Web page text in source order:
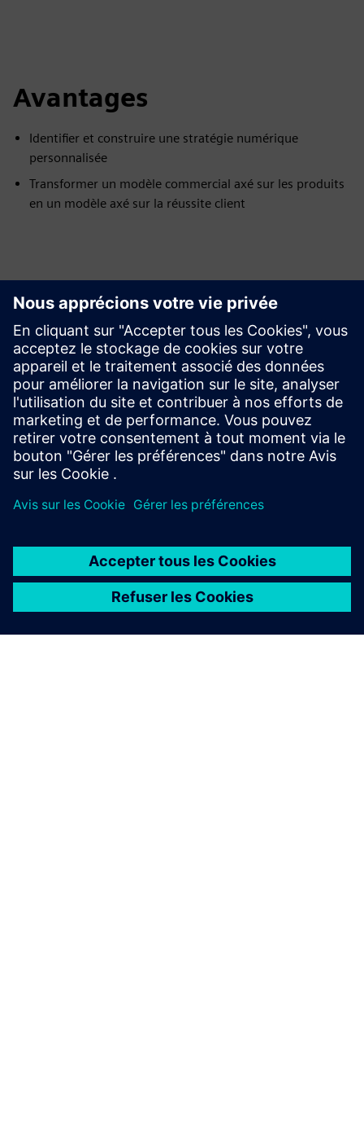
Avantages
Identifier et construire une stratégie numérique
personnalisée
Transformer un modèle commercial axé sur les produits
en un modèle axé sur la réussite client
Explorez les ressources et
les produits connexes
Conditions préalables
N/A